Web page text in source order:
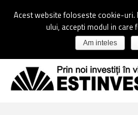
Acest website foloseste cookie-
ului, accepti modul in
Am inteles